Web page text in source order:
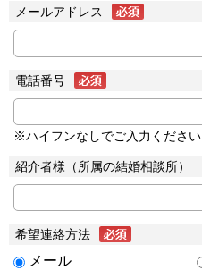
メールアドレス
電話番号
※ハイフンなしでご入力ください
紹介者様（所属の結婚相談所）
希望連絡方法
メール